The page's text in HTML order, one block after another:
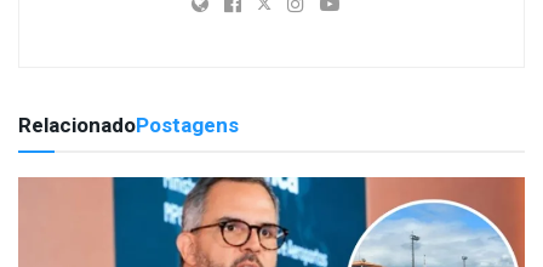
RelacionadoPostagens